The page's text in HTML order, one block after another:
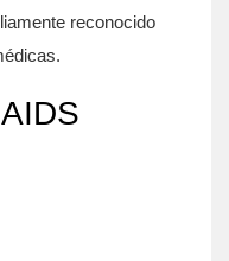
reconocido